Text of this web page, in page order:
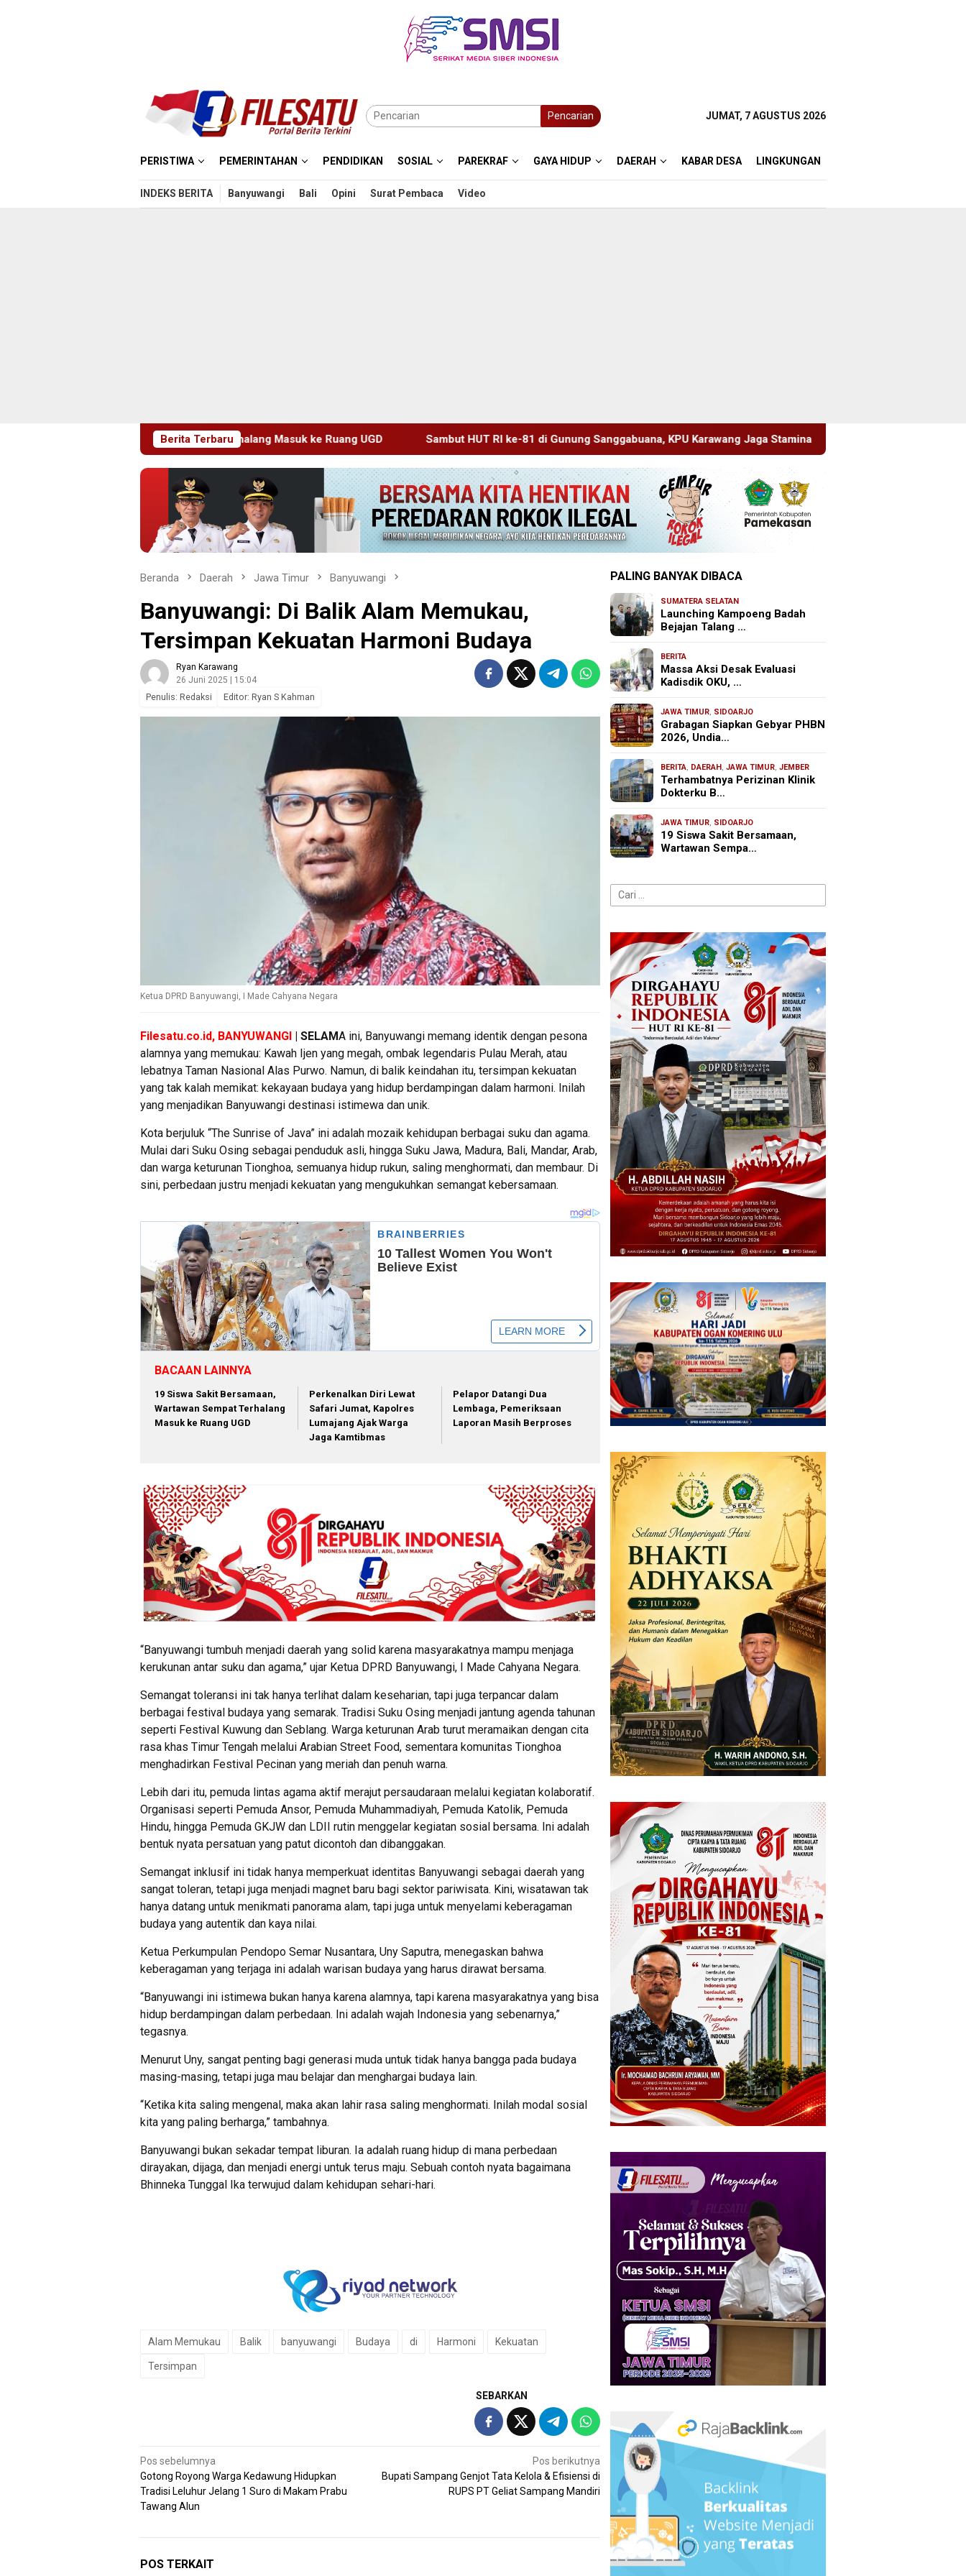
Pencarian JUMAT, 7 AGUSTUS 2026
PERISTIWA PEMERINTAHAN PENDIDIKAN SOSIAL PAREKRAF GAYA HIDUP DAERAH KABAR DESA LINGKUNGAN
INDEKS BERITA Banyuwangi Bali Opini Surat Pembaca Video
Berita Terbaru
Sempat Terhalang Masuk ke Ruang UGD Sambut HUT RI ke-81 di Gunung Sanggabuana, KPU Karawang Jaga Stamina Menuju Pemilu 2029
Beranda Daerah Jawa Timur Banyuwangi
Banyuwangi: Di Balik Alam Memukau,
Tersimpan Kekuatan Harmoni Budaya
Ryan Karawang
26 Juni 2025 | 15:04
Penulis: Redaksi Editor: Ryan S Kahman
Ketua DPRD Banyuwangi, I Made Cahyana Negara
Filesatu.co.id, BANYUWANGI | SELAMA ini, Banyuwangi memang identik dengan pesona
alamnya yang memukau: Kawah Ijen yang megah, ombak legendaris Pulau Merah, atau
lebatnya Taman Nasional Alas Purwo. Namun, di balik keindahan itu, tersimpan kekuatan
yang tak kalah memikat: kekayaan budaya yang hidup berdampingan dalam harmoni. Inilah
yang menjadikan Banyuwangi destinasi istimewa dan unik.
Kota berjuluk “The Sunrise of Java” ini adalah mozaik kehidupan berbagai suku dan agama.
Mulai dari Suku Osing sebagai penduduk asli, hingga Suku Jawa, Madura, Bali, Mandar, Arab,
dan warga keturunan Tionghoa, semuanya hidup rukun, saling menghormati, dan membaur. Di
sini, perbedaan justru menjadi kekuatan yang mengukuhkan semangat kebersamaan.
BACAAN LAINNYA
19 Siswa Sakit Bersamaan,
Wartawan Sempat Terhalang
Masuk ke Ruang UGD
Perkenalkan Diri Lewat
Safari Jumat, Kapolres
Lumajang Ajak Warga
Jaga Kamtibmas
Pelapor Datangi Dua
Lembaga, Pemeriksaan
Laporan Masih Berproses
“Banyuwangi tumbuh menjadi daerah yang solid karena masyarakatnya mampu menjaga
kerukunan antar suku dan agama,” ujar Ketua DPRD Banyuwangi, I Made Cahyana Negara.
Semangat toleransi ini tak hanya terlihat dalam keseharian, tapi juga terpancar dalam
berbagai festival budaya yang semarak. Tradisi Suku Osing menjadi jantung agenda tahunan
seperti Festival Kuwung dan Seblang. Warga keturunan Arab turut meramaikan dengan cita
rasa khas Timur Tengah melalui Arabian Street Food, sementara komunitas Tionghoa
menghadirkan Festival Pecinan yang meriah dan penuh warna.
Lebih dari itu, pemuda lintas agama aktif merajut persaudaraan melalui kegiatan kolaboratif.
Organisasi seperti Pemuda Ansor, Pemuda Muhammadiyah, Pemuda Katolik, Pemuda
Hindu, hingga Pemuda GKJW dan LDII rutin menggelar kegiatan sosial bersama. Ini adalah
bentuk nyata persatuan yang patut dicontoh dan dibanggakan.
Semangat inklusif ini tidak hanya memperkuat identitas Banyuwangi sebagai daerah yang
sangat toleran, tetapi juga menjadi magnet baru bagi sektor pariwisata. Kini, wisatawan tak
hanya datang untuk menikmati panorama alam, tapi juga untuk menyelami keberagaman
budaya yang autentik dan kaya nilai.
Ketua Perkumpulan Pendopo Semar Nusantara, Uny Saputra, menegaskan bahwa
keberagaman yang terjaga ini adalah warisan budaya yang harus dirawat bersama.
“Banyuwangi ini istimewa bukan hanya karena alamnya, tapi karena masyarakatnya yang bisa
hidup berdampingan dalam perbedaan. Ini adalah wajah Indonesia yang sebenarnya,”
tegasnya.
Menurut Uny, sangat penting bagi generasi muda untuk tidak hanya bangga pada budaya
masing-masing, tetapi juga mau belajar dan menghargai budaya lain.
“Ketika kita saling mengenal, maka akan lahir rasa saling menghormati. Inilah modal sosial
kita yang paling berharga,” tambahnya.
Banyuwangi bukan sekadar tempat liburan. Ia adalah ruang hidup di mana perbedaan
dirayakan, dijaga, dan menjadi energi untuk terus maju. Sebuah contoh nyata bagaimana
Bhinneka Tunggal Ika terwujud dalam kehidupan sehari-hari.
Alam Memukau Balik banyuwangi Budaya di Harmoni Kekuatan
Tersimpan
SEBARKAN
Navigasi
pos
Pos sebelumnya
Gotong Royong Warga Kedawung Hidupkan
Tradisi Leluhur Jelang 1 Suro di Makam Prabu
Tawang Alun
Pos berikutnya
Bupati Sampang Genjot Tata Kelola & Efisiensi di
RUPS PT Geliat Sampang Mandiri
POS TERKAIT
PALING BANYAK DIBACA
SUMATERA SELATAN
Launching Kampoeng Badah
Bejajan Talang …
BERITA
Massa Aksi Desak Evaluasi
Kadisdik OKU, …
JAWA TIMUR, SIDOARJO
Grabagan Siapkan Gebyar PHBN
2026, Undia…
BERITA, DAERAH ,JAWA TIMUR,JEMBER
Terhambatnya Perizinan Klinik
Dokterku B…
JAWA TIMUR, SIDOARJO
19 Siswa Sakit Bersamaan,
Wartawan Sempa…
Cari
untuk: